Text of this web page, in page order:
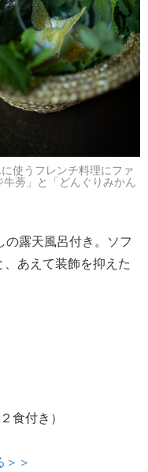
使うフレンチ料理にファ
蒡」と「どんぐりみかん
露天風呂付き。ソフ
あえて装飾を抑えた
食付き）
＞